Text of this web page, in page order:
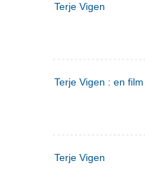
Terje Vigen
Terje Vigen : en film
Terje Vigen